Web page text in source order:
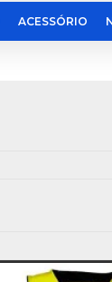
ACESSÓRIO